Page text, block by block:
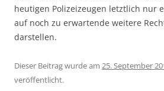
heutigen Polizeizeugen letztlich nur
auf noch zu erwartende weitere
darstellen.
Dieser Beitrag wurde am 25. September
veröffentlicht.